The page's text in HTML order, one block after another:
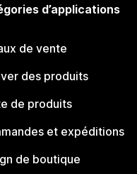
d’applications
de vente
des produits
de produits
et expéditions
de boutique